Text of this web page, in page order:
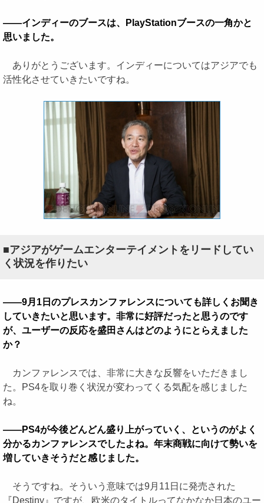
――インディーのブースは、PlayStationブースの一角かと
思いました。
ありがとうございます。インディーについてはアジアでも
活性化させていきたいですね。
■アジアがゲームエンターテイメントをリードしてい
く状況を作りたい
――9月1日のプレスカンファレンスについても詳しくお聞き
していきたいと思います。非常に好評だったと思うのです
が、ユーザーの反応を盛田さんはどのようにとらえました
か？
カンファレンスでは、非常に大きな反響をいただきまし
た。PS4を取り巻く状況が変わってくる気配を感じました
ね。
――PS4が今後どんどん盛り上がっていく、というのがよく
分かるカンファレンスでしたよね。年末商戦に向けて勢いを
増していきそうだと感じました。
そうですね。そういう意味では9月11日に発売された
『Destiny』ですが、欧米のタイトルってなかなか日本のユー